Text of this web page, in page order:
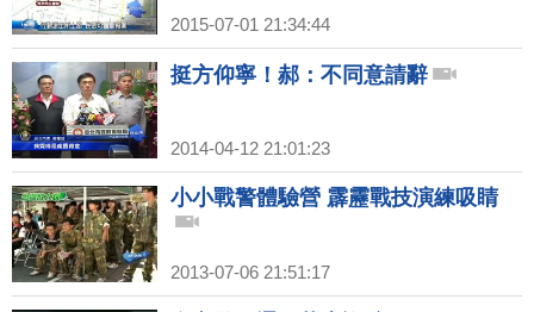
2015-07-01 21:34:44
挺方仰寧！郝：不同意請辭
2014-04-12 21:01:23
小小戰警體驗營 霹靂戰技演練吸睛
2013-07-06 21:51:17